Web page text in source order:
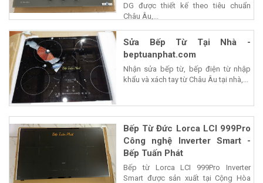
DG được thiết kế theo tiêu chuẩn
Châu Âu,...
Sửa Bếp Từ Tại Nhà -
beptuanphat.com
Nhận sửa bếp từ, bếp điện từ nhập
khẩu và xách tay từ Châu Âu tại nhà,...
Bếp Từ Đức Lorca LCI 999Pro
Công nghệ Inverter Smart -
Bếp Tuấn Phát
Bếp từ Lorca LCI 999Pro Inverter
Smart được sản xuất tại Cộng Hòa